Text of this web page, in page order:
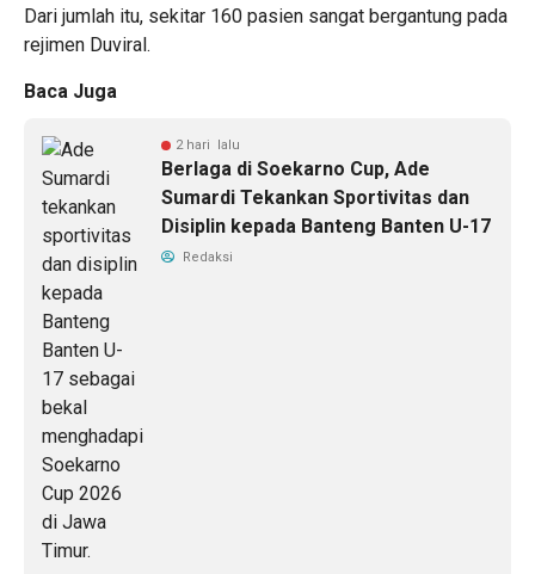
Dari jumlah itu, sekitar 160 pasien sangat bergantung pada
rejimen Duviral.
Baca Juga
2 hari lalu
Berlaga di Soekarno Cup, Ade
Sumardi Tekankan Sportivitas dan
Disiplin kepada Banteng Banten U-17
Redaksi